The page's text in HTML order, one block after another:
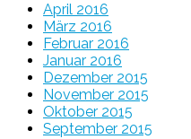
April 2016
März 2016
Februar 2016
Januar 2016
Dezember 2015
November 2015
Oktober 2015
September 2015